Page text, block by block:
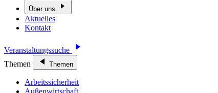
Über uns
Aktuelles
Kontakt
Veranstaltungssuche
Themen
Themen
Arbeitssicherheit
Außenwirtschaft